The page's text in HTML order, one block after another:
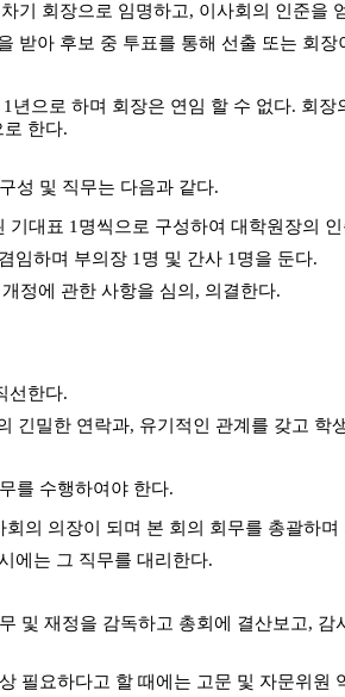
기 회장으로 임명하고, 이사회의 인준을
받아 후보 중 투표를 통해 선출 또는 회장
년으로 하며 회장은 연임 할 수 없다. 회
한다.
성 및 직무는 다음과 같다.
기대표 1명씩으로 구성하여 대학원장의
임하며 부의장 1명 및 간사 1명을 둔다.
정에 관한 사항을 심의, 의결한다.
선한다.
긴밀한 연락과, 유기적인 관계를 갖고 학
를 수행하여야 한다.
의 의장이 되며 본 회의 회무를 총괄하
에는 그 직무를 대리한다.
및 재정을 감독하고 총회에 결산보고, 감
필요하다고 할 때에는 고문 및 자문위원